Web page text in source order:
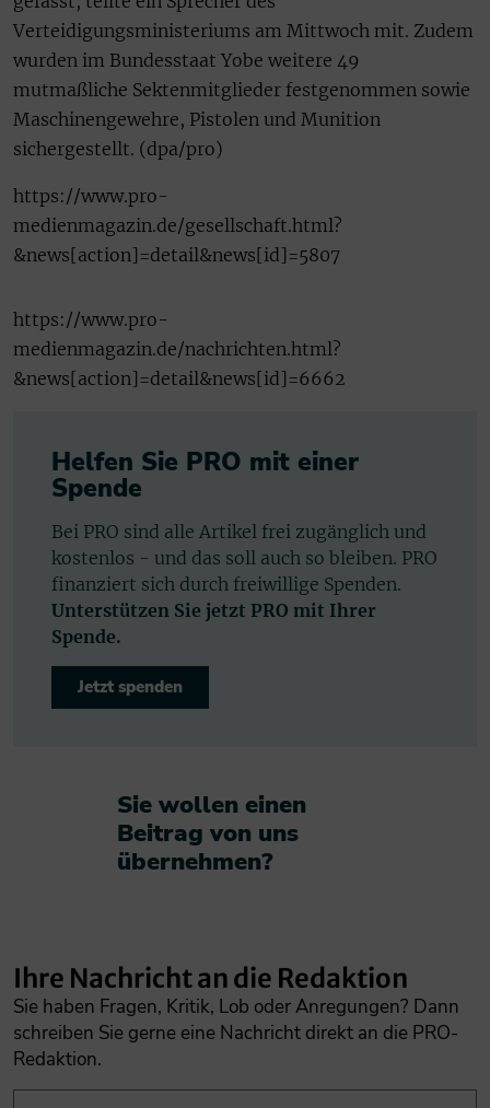
Verteidigungsministeriums am Mittwoch mit. Zudem
wurden im Bundesstaat Yobe weitere 49
mutmaßliche Sektenmitglieder festgenommen sowie
Maschinengewehre, Pistolen und Munition
sichergestellt. (dpa/pro)
https://www.pro-
medienmagazin.de/gesellschaft.html?
&news[action]=detail&news[id]=5807
https://www.pro-
medienmagazin.de/nachrichten.html?
&news[action]=detail&news[id]=6662
Helfen Sie PRO mit einer
Spende
Bei PRO sind alle Artikel frei zugänglich und
kostenlos - und das soll auch so bleiben. PRO
finanziert sich durch freiwillige Spenden.
Unterstützen Sie jetzt PRO mit Ihrer
Spende.
Jetzt spenden
Sie wollen einen
Beitrag von uns
übernehmen?​
Ihre Nachricht an die Redaktion
Sie haben Fragen, Kritik, Lob oder Anregungen? Dann
schreiben Sie gerne eine Nachricht direkt an die PRO-
Redaktion.